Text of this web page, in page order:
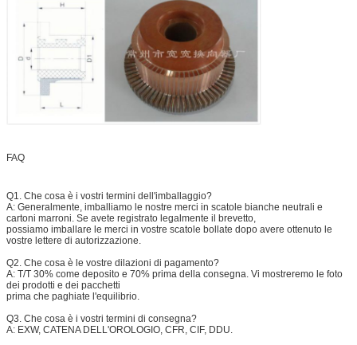
FAQ
Q1. Che cosa è i vostri termini dell'imballaggio?
A: Generalmente, imballiamo le nostre merci in scatole bianche neutrali e
cartoni marroni. Se avete registrato legalmente il brevetto,
possiamo imballare le merci in vostre scatole bollate dopo avere ottenuto le
vostre lettere di autorizzazione.
Q2. Che cosa è le vostre dilazioni di pagamento?
A: T/T 30% come deposito e 70% prima della consegna. Vi mostreremo le foto
dei prodotti e dei pacchetti
prima che paghiate l'equilibrio.
Q3. Che cosa è i vostri termini di consegna?
A: EXW, CATENA DELL'OROLOGIO, CFR, CIF, DDU.